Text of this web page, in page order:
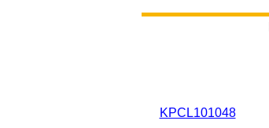
KPCL101048